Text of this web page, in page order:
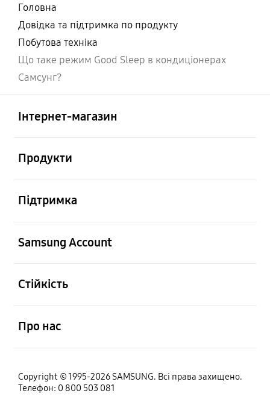
Головна
Довідка та підтримка по продукту
Побутова техніка
Що таке режим Good Sleep в кондиціонерах
Самсунг?
Інтернет-магазин
Продукти
Підтримка
Samsung Account
Стійкість
Про нас
Copyright © 1995-2026 SAMSUNG. Всі права захищено.
Телефон: 0 800 503 081